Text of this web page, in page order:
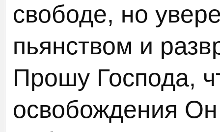
свободе, но
пьянством и
Прошу Господа,
освобождения